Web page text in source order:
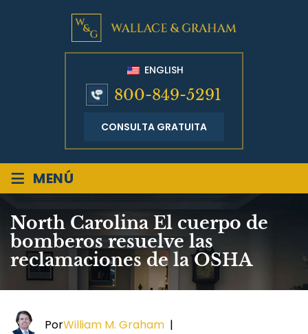
ENGLISH
800-849-5291
CONSULTA GRATUITA
≡ MENÚ
North Carolina El cuerpo de
bomberos resuelve las
reclamaciones de la OSHA
PorWilliam M. Graham |